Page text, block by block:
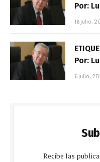
Por:
16 julio,
Por:
6 julio,
Recibe las